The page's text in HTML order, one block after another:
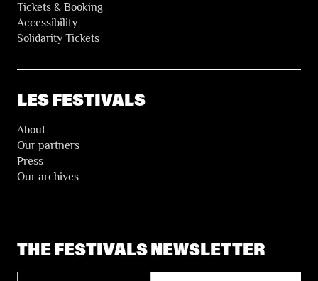
Tickets & Booking
Accessibility
Solidarity Tickets
LES FESTIVALS
About
Our partners
Press
Our archives
THE FESTIVALS NEWSLETTER